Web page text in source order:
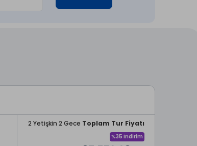
2 Yetişkin 2 Gece Toplam Tur Fiyatı
%35 İndirim